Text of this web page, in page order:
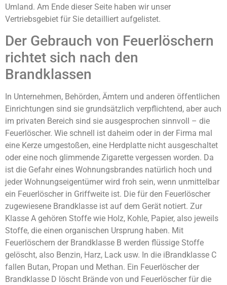
Umland. Am Ende dieser Seite haben wir unser
Vertriebsgebiet für Sie detailliert aufgelistet.
Der Gebrauch von Feuerlöschern
richtet sich nach den
Brandklassen
In Unternehmen, Behörden, Ämtern und anderen öffentlichen
Einrichtungen sind sie grundsätzlich verpflichtend, aber auch
im privaten Bereich sind sie ausgesprochen sinnvoll – die
Feuerlöscher. Wie schnell ist daheim oder in der Firma mal
eine Kerze umgestoßen, eine Herdplatte nicht ausgeschaltet
oder eine noch glimmende Zigarette vergessen worden. Da
ist die Gefahr eines Wohnungsbrandes natürlich hoch und
jeder Wohnungseigentümer wird froh sein, wenn unmittelbar
ein Feuerlöscher in Griffweite ist. Die für den Feuerlöscher
zugewiesene Brandklasse ist auf dem Gerät notiert. Zur
Klasse A gehören Stoffe wie Holz, Kohle, Papier, also jeweils
Stoffe, die einen organischen Ursprung haben. Mit
Feuerlöschern der Brandklasse B werden flüssige Stoffe
gelöscht, also Benzin, Harz, Lack usw. In die iBrandklasse C
fallen Butan, Propan und Methan. Ein Feuerlöscher der
Brandklasse D löscht Brände von und Feuerlöscher für die